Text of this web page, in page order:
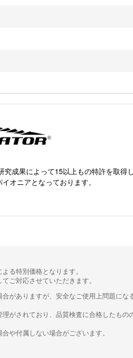
成果によって15以上もの特許を取得し
オニアとなっております。
る特別価格となります。
ご対応させていただきます。
がありますが、安全なご使用上問題にな
がされており、品質検査に合格したもの
や付属しない場合がございます。